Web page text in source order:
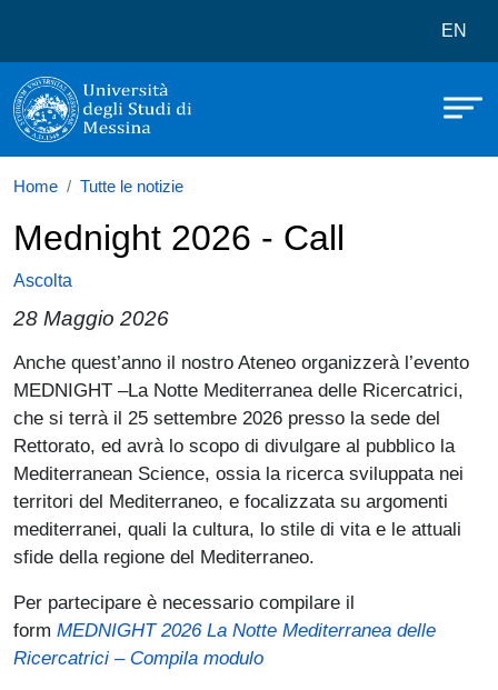
Università degli Studi di Messina
EN
Home Tutte le notizie
Mednight 2026 - Call
Ascolta
28 Maggio 2026
Paragrafo
Anche quest’anno il nostro Ateneo organizzerà l’evento
MEDNIGHT –La Notte Mediterranea delle Ricercatrici,
che si terrà il 25 settembre 2026 presso la sede del
Rettorato, ed avrà lo scopo di divulgare al pubblico la
Mediterranean Science, ossia la ricerca sviluppata nei
territori del Mediterraneo, e focalizzata su argomenti
mediterranei, quali la cultura, lo stile di vita e le attuali
sfide della regione del Mediterraneo.
Per partecipare è necessario compilare il
form MEDNIGHT 2026 La Notte Mediterranea delle
Ricercatrici – Compila modulo(link is external)